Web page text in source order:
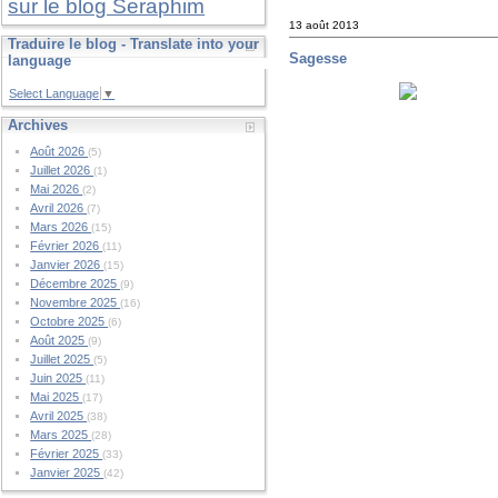
sur le blog Seraphim
Traduire le blog - Translate into your
language
Select Language ▼
Archives
Août 2026(5)
Juillet 2026(1)
Mai 2026(2)
Avril 2026(7)
Mars 2026(15)
Février 2026(11)
Janvier 2026(15)
Décembre 2025(9)
Novembre 2025(16)
Octobre 2025(6)
Août 2025(9)
Juillet 2025(5)
Juin 2025(11)
Mai 2025(17)
Avril 2025(38)
Mars 2025(28)
Février 2025(33)
Janvier 2025(42)
13 août 2013
Sagesse